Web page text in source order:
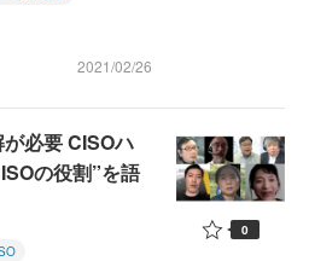
2021/02/26
必要 CISOハ
の役割”を語
0